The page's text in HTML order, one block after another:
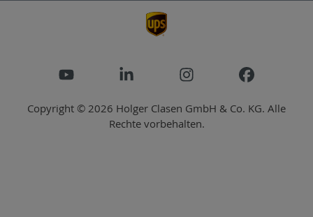
Copyright © 2026 Holger Clasen GmbH & Co. KG. Alle
Rechte vorbehalten.